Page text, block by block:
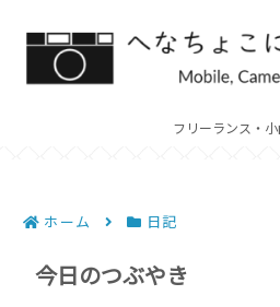
フリーランス・
ホーム 日記
今日のつぶやき